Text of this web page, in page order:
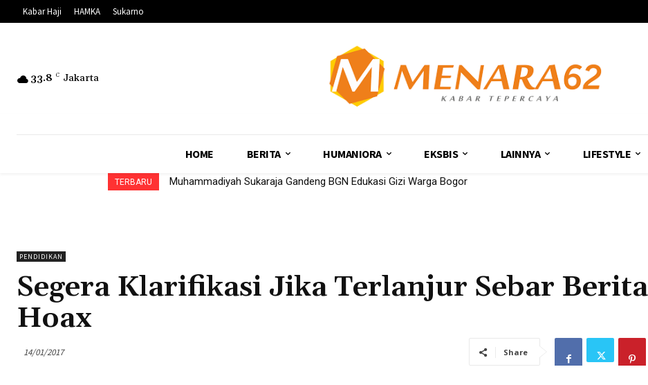
Kabar Haji HAMKA Sukarno
33.8 C Jakarta
HOME BERITA HUMANIORA EKSBIS LAINNYA LIFESTYLE
TERBARU Muhammadiyah Sukaraja Gandeng BGN Edukasi Gizi Warga Bogor
Saat Ibu Bermuktamar, Mahasiswa PG PAUD UMS Dampingi Anak
PENDIDIKAN
Segera Klarifikasi Jika Terlanjur Sebar Berita
Hoax
14/01/2017 Share